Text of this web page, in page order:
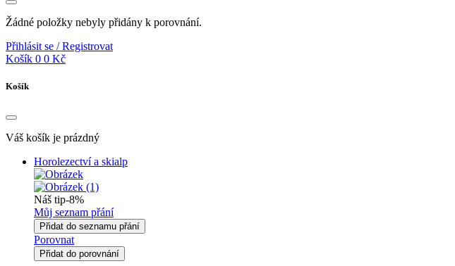
Žádné položky nebyly přidány k porovnání.
Přihlásit se / Registrovat
Košík 0 0 Kč
Košík
Váš košík je prázdný
Horolezectví a skialp
Náš tip-8%
Můj seznam přání
Přidat do seznamu přání
Porovnat
Přidat do porovnání